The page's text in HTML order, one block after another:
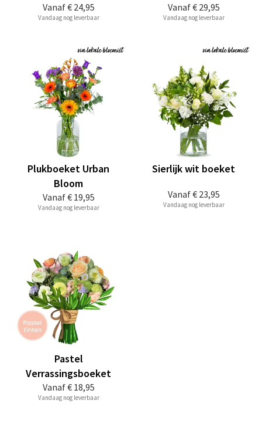
Vanaf€ 24,95
Vandaag nog leverbaar
Vanaf€ 29,95
Vandaag nog leverbaar
Vanaf€ 19,95
Plukboeket Urban
Bloom
Vandaag nog leverbaar
Vanaf€ 23,95
Sierlijk wit boeket
Vandaag nog leverbaar
Vanaf€ 18,95
Pastel
Verrassingsboeket
Vandaag nog leverbaar